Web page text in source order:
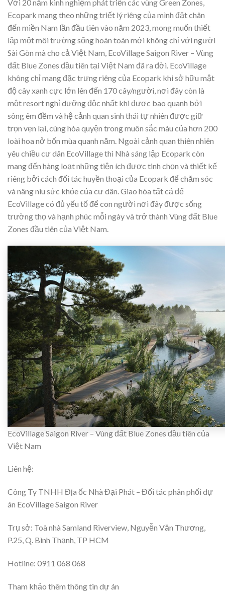
Với 20 năm kinh nghiệm phát triển các vùng Green Zones,
Ecopark mang theo những triết lý riêng của mình đặt chân
đến miền Nam lần đầu tiên vào năm 2023, mong muốn thiết
lập một môi trường sống hoàn toàn mới không chỉ với người
Sài Gòn mà cho cả Việt Nam, EcoVillage Saigon River – Vùng
đất Blue Zones đầu tiên tại Việt Nam đã ra đời. EcoVillage
không chỉ mang đặc trưng riêng của Ecopark khi sở hữu mật
độ cây xanh cực lớn lên đến 170 cây/người, nơi đây còn là
một resort nghỉ dưỡng độc nhất khi được bao quanh bởi
sông êm đềm và hệ cảnh quan sinh thái tự nhiên được giữ
trọn vẹn lại, cùng hòa quyện trong muôn sắc màu của hơn 200
loài hoa nở bốn mùa quanh năm. Ngoài cảnh quan thiên nhiên
yêu chiều cư dân EcoVillage thì Nhà sáng lập Ecopark còn
mang đến hàng loạt những tiện ích được tinh chọn và thiết kế
riêng bởi cách đối tác huyền thoại của Ecopark để chăm sóc
và nâng niu sức khỏe của cư dân. Giao hòa tất cả để
EcoVillage có đủ yếu tố để con người nơi đây được sống
trường thọ và hạnh phúc mỗi ngày và trở thành Vùng đất Blue
Zones đầu tiên của Việt Nam.
EcoVillage Saigon River – Vùng đất Blue Zones đầu tiên của
Việt Nam
Liên hệ:
Công Ty TNHH Địa ốc Nhà Đại Phát – Đối tác phân phối dự
án EcoVillage Saigon River
Trụ sở: Toà nhà Samland Riverview, Nguyễn Văn Thương,
P.25, Q. Bình Thạnh, TP HCM
Hotline: 0911 068 068
Tham khảo thêm thông tin dự án